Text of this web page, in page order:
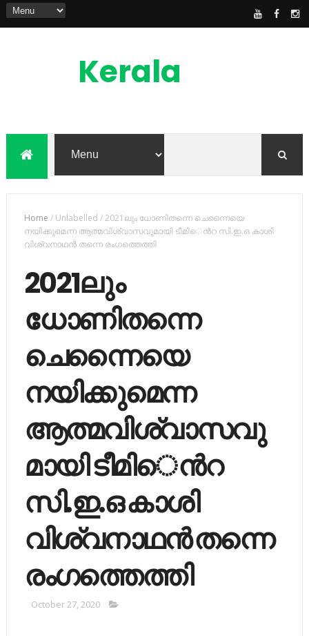
Kerala
Feed
Home /Unlabelled /2021ലും ധോണിതന്നെ ചെന്നൈയെ
നയിക്കുമെന്ന ആത്മവിശ്വാസവുമായി ടീമി​െന്‍റ സി.ഇ.ഒ കാശി
വിശ്വനാഥന്‍ തന്നെ രംഗത്തെത്തി
2021ലും
ധോണിതന്നെ
ചെന്നൈയെ
നയിക്കുമെന്ന
ആത്മവിശ്വാസവു
മായി ടീമി​െന്‍റ
സി.ഇ.ഒ കാശി
വിശ്വനാഥന്‍ തന്നെ
രംഗത്തെത്തി
October 27, 2020